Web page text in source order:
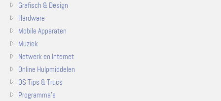
Grafisch & Design
Hardware
Mobile Apparaten
Muziek
Netwerk en Internet
Online Hulpmiddelen
OS Tips & Trucs
Programma's